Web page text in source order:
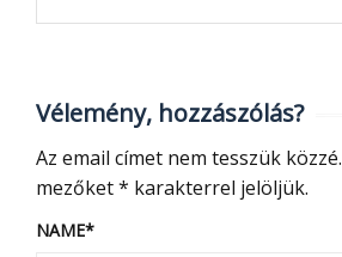
Vélemény, hozzászólás?
Az email címet nem tesszük közzé.
mezőket* karakterrel jelöljük.
NAME*